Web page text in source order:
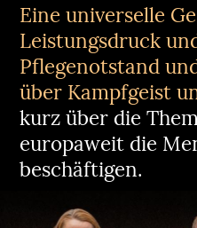
Eine universelle
Leistungsdruck
Pflegenotstand
über Kampfgeist
kurz über die
europaweit die
beschäftigen.